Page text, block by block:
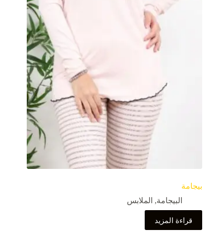
بيجامة
البيجامة, الملابس
قراءة المزيد